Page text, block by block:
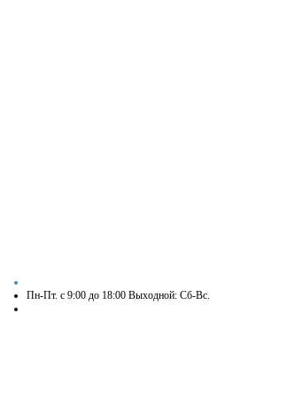
Пн-Пт. с 9:00 до 18:00 Выходной: Сб-Вс.